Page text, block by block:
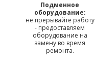
Подменное
оборудование:
не прерывайте работу
- предоставляем
оборудование на
замену во время
ремонта.